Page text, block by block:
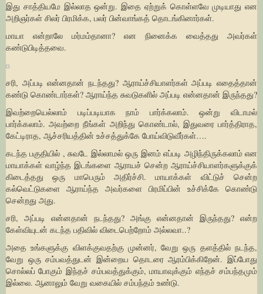
இது சாத்தியமே இல்லாத ஒன்று. இதை ஏற்றுக் கொள்ளவே முடியாது என
அறிஞர்கள் சிலர் பிரமிக்க, பலர் பின்வாங்கத் தொடங்கினார்கள்.
மாயா என்றாலே மர்மம்தானா? என நினைக்க வைத்தது அவர்கள்
கண்டுபிடித்தவை.
சரி, அப்படி என்னதான் நடந்தது? ஆராய்ச்சியாளர்கள் அப்படி எதைத்தான்
கண்டு கொண்டார்கள்? ஆராய்ந்த சுவடுகளில் அப்படி என்னதான் இருந்தது?
இவற்றையெல்லாம் படிப்படியாக நாம் பார்க்கலாம். ஒன்று விடாமல்
பார்க்கலாம். அவற்றை நீங்கள் அறிந்து கொண்டால், இதுவரை பார்த்திராத,
கேட்டிராத, ஆச்சரியத்தின் உச்சத்துக்கே போய்விடுவீர்கள்….
கடந்த பகுதியில் , சுவடே இல்லாமல் ஒரு இனம் எப்படி அழிந்திருக்கலாம் என
மாயாக்கள் வாழ்ந்த இடங்களை ஆராயச் சென்ற ஆராய்ச்சியாளர்களுக்குக்
கிடைத்தது ஒரு மாபெரும் அதிர்ச்சி. மாயாக்கள் விட்டுச் சென்ற
கல்வெட்டுகளை ஆராய்ந்த அவர்களை பிரமிப்பின் உச்சிக்கே கொண்டு
சென்றது அது.
சரி, அப்படி என்னதான் நடந்தது? அங்கு என்னதான் இருந்தது? என்ற
கேள்வியுடன் கடந்த பதிவில் விடைபெற்றோம் அல்லவா..?
அதை உங்களுக்கு விளக்குவதற்கு முன்னர், வேறு ஒரு தளத்தில் நடந்த,
வேறு ஒரு சம்பவத்துடன் இன்றைய தொடரை ஆரம்பிக்கிறேன். இப்போது
சொல்லப் போகும் இந்தச் சம்பவத்துக்கும், மாயாவுக்கும் எந்தச் சம்பந்தமும்
இல்லை. ஆனாலும் வேறு வகையில் சம்பந்தம் உண்டு.